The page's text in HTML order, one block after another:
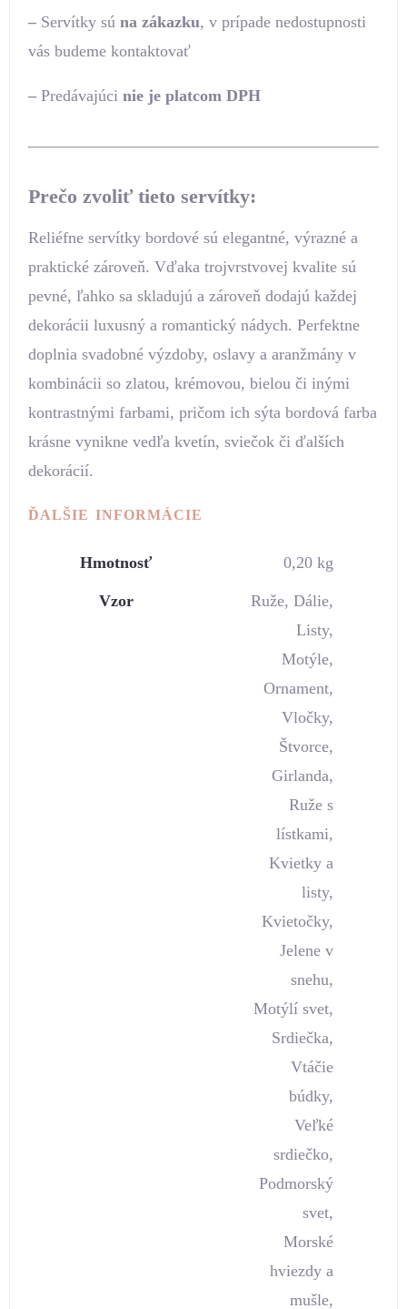
– Servítky sú na zákazku, v prípade nedostupnosti
vás budeme kontaktovať
– Predávajúci nie je platcom DPH
Prečo zvoliť tieto servítky:
Reliéfne servítky bordové sú elegantné, výrazné a
praktické zároveň. Vďaka trojvrstvovej kvalite sú
pevné, ľahko sa skladujú a zároveň dodajú každej
dekorácii luxusný a romantický nádych. Perfektne
doplnia svadobné výzdoby, oslavy a aranžmány v
kombinácii so zlatou, krémovou, bielou či inými
kontrastnými farbami, pričom ich sýta bordová farba
krásne vynikne vedľa kvetín, sviečok či ďalších
dekorácií.
ĎALŠIE INFORMÁCIE
Hmotnosť 0,20 kg
Vzor
Ruže, Dálie,
Listy,
Motýle,
Ornament,
Vločky,
Štvorce,
Girlanda,
Ruže s
lístkami,
Kvietky a
listy,
Kvietočky,
Jelene v
snehu,
Motýlí svet,
Srdiečka,
Vtáčie
búdky,
Veľké
srdiečko,
Podmorský
svet,
Morské
hviezdy a
mušle,